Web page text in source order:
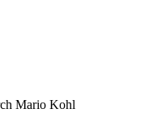
Mario Kohl